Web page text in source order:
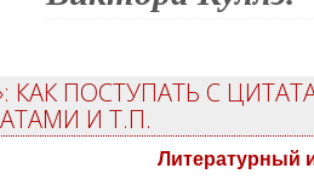
КАК ПОСТУПАТЬ С
И Т.П.
Литературный